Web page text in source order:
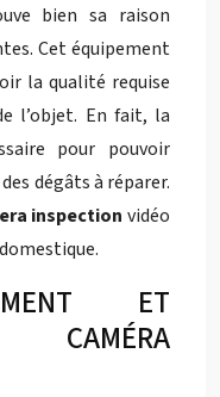
bien sa raison
Cet équipement
la qualité requise
l’objet. En fait, la
pour pouvoir
dégâts à réparer.
inspection vidéo
ET
CAMÉRA